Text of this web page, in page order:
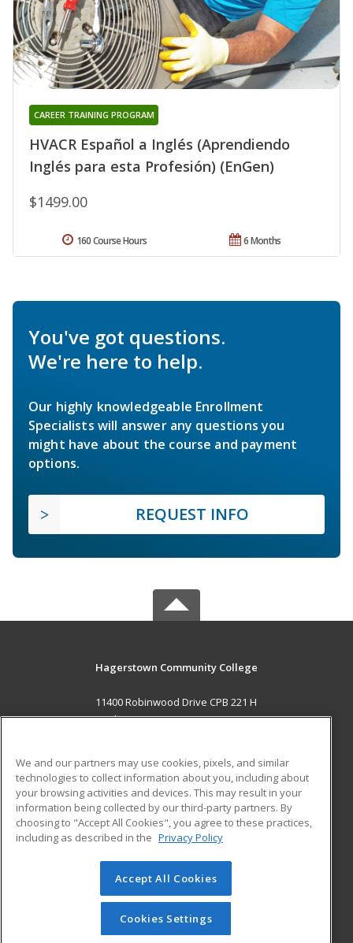
HVACR Español a Inglés (Aprendiendo
Inglés para esta Profesión) (EnGen)
CAREER TRAINING PROGRAM
$1499.00
6 Months
160 Course Hours
You've got questions.
We're here to help.
Our highly knowledgeable Enrollment
Specialists will answer any questions you
might have about the course and payment
options.
REQUEST INFO
Hagerstown Community College
11400 Robinwood Drive CPB 221 H
hagerstown, MD 21742 US
Career Training
ADDITIONAL RESOURCES
Military
Help
Student Blog
© 2026 ed2go, a division of Cengage Learning. All rights
reserved. The material on this site cannot be reproduced or
redistributed unless you have obtained prior written
permission from Cengage Learning.Privacy Policy
We and our partners may use cookies, pixels, and similar
technologies to collect information about you, including about
your browsing activities and devices. This may result in your
information being collected by our third-party partners. By
choosing to "Accept All Cookies", you agree to these practices,
including as described in the Privacy Policy
Accept All Cookies
Cookies Settings